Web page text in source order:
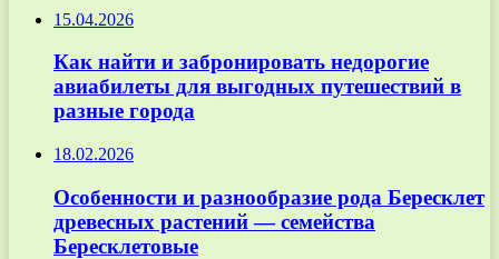
15.04.2026
Как найти и забронировать недорогие
авиабилеты для выгодных путешествий в
разные города
18.02.2026
Особенности и разнообразие рода Бересклет
древесных растений — семейства
Бересклетовые